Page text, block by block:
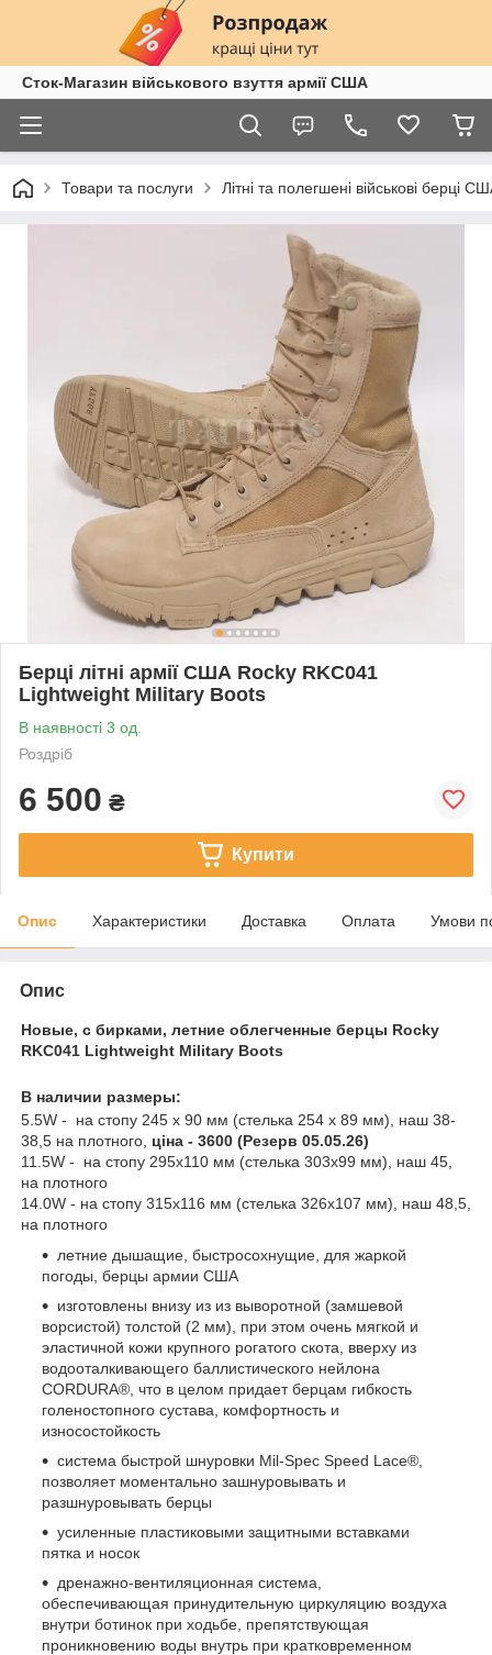
Сток-Магазин військового взуття армії США
Товари та послуги Літні та полегшені військові берці
Берці літні армії США Rocky RKC041
Lightweight Military Boots
В наявності 3 од.
Роздріб
6 500 ₴
Купити
Опис Характеристики Доставка Оплата Умови
Опис
Новые, с бирками, летние облегченные берцы Rocky
RKC041 Lightweight Military Boots
В наличии размеры:
5.5W - на стопу 245 х 90 мм (стелька 254 х 89 мм), наш 38-
38,5 на плотного, ціна - 3600 (Резерв 05.05.26)
11.5W - на стопу 295х110 мм (стелька 303х99 мм), наш 45,
на плотного
14.0W - на стопу 315х116 мм (стелька 326х107 мм), наш 48,5,
на плотного
летние дышащие, быстросохнущие, для жаркой
погоды, берцы армии США
изготовлены внизу из из выворотной (замшевой
ворсистой) толстой (2 мм), при этом очень мягкой и
эластичной кожи крупного рогатого скота, вверху из
водооталкивающего баллистического нейлона
CORDURA®, что в целом придает берцам гибкость
голеностопного сустава, комфортность и
износостойкость
система быстрой шнуровки Mil-Spec Speed Lace®,
позволяет моментально зашнуровывать и
разшнуровывать берцы
усиленные пластиковыми защитными вставками
пятка и носок
дренажно-вентиляционная система,
обеспечивающая принудительную циркуляцию воздуха
внутри ботинок при ходьбе, препятствующая
проникновению воды внутрь при кратковременном